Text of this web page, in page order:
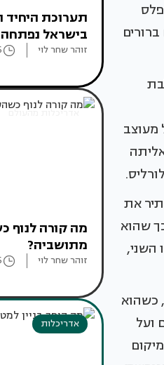
מעוצב
את
שהוא
השני,
כשהוא
ועל
תערוכת היחיד
בישראל נפתחה
זוהר שחר לוי
אדריכלות מהעולם
מה קורה לנוף
מתושביה?
זוהר שחר לוי
אדריכלות